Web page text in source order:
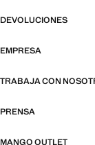
DEVOLUCIONES
EMPRESA
TRABAJA CON
PRENSA
MANGO OUTLET